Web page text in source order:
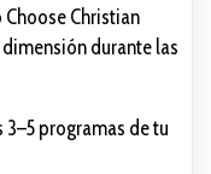
Christian
durante las
programas de tu